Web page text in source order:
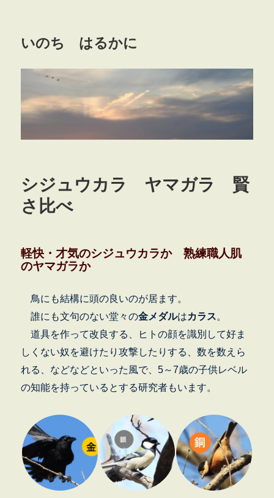
いのち はるかに
シジュウカラ ヤマガラ 賢
さ比べ
軽快・才気のシジュウカラか 熟練職人肌
のヤマガラか
鳥にも結構に頭の良いのが居ます。
誰にも文句のない堂々の金メダルはカラス。
道具を作って改良する、ヒトの顔を識別して好ま
しくない奴を避けたり攻撃したりする、数を数えら
れる、などなどといった風で、5～7歳の子供レベル
の知能を持っているとする研究者もいます。